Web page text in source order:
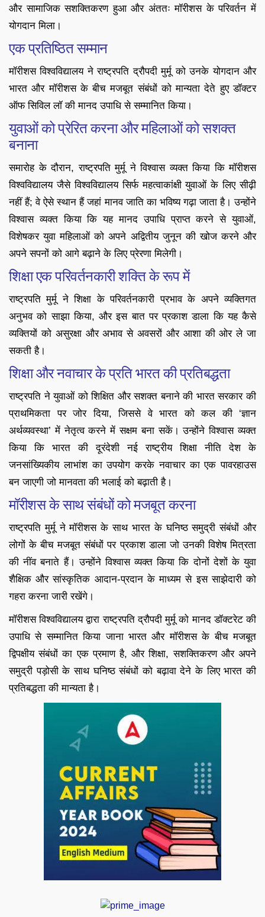
और सामाजिक सशक्तिकरण हुआ और अंततः मॉरीशस के परिवर्तन में
योगदान मिला।
एक प्रतिष्ठित सम्मान
मॉरीशस विश्वविद्यालय ने राष्ट्रपति द्रौपदी मुर्मू को उनके योगदान और
भारत और मॉरीशस के बीच मजबूत संबंधों को मान्यता देते हुए डॉक्टर
ऑफ सिविल लॉ की मानद उपाधि से सम्मानित किया।
युवाओं को प्रेरित करना और महिलाओं को सशक्त
बनाना
समारोह के दौरान, राष्ट्रपति मुर्मू ने विश्वास व्यक्त किया कि मॉरीशस
विश्वविद्यालय जैसे विश्वविद्यालय सिर्फ महत्वाकांक्षी युवाओं के लिए सीढ़ी
नहीं हैं; वे ऐसे स्थान हैं जहां मानव जाति का भविष्य गढ़ा जाता है। उन्होंने
विश्वास व्यक्त किया कि यह मानद उपाधि प्राप्त करने से युवाओं,
विशेषकर युवा महिलाओं को अपने अद्वितीय जुनून की खोज करने और
अपने सपनों को आगे बढ़ाने के लिए प्रेरणा मिलेगी।
शिक्षा एक परिवर्तनकारी शक्ति के रूप में
राष्ट्रपति मुर्मू ने शिक्षा के परिवर्तनकारी प्रभाव के अपने व्यक्तिगत
अनुभव को साझा किया, और इस बात पर प्रकाश डाला कि यह कैसे
व्यक्तियों को असुरक्षा और अभाव से अवसरों और आशा की ओर ले जा
सकती है।
शिक्षा और नवाचार के प्रति भारत की प्रतिबद्धता
राष्ट्रपति ने युवाओं को शिक्षित और सशक्त बनाने की भारत सरकार की
प्राथमिकता पर जोर दिया, जिससे वे भारत को कल की ‘ज्ञान
अर्थव्यवस्था’ में नेतृत्व करने में सक्षम बना सकें। उन्होंने विश्वास व्यक्त
किया कि भारत की दूरंदेशी नई राष्ट्रीय शिक्षा नीति देश के
जनसांख्यिकीय लाभांश का उपयोग करके नवाचार का एक पावरहाउस
बन जाएगी जो मानवता की भलाई को बढ़ाती है।
मॉरीशस के साथ संबंधों को मजबूत करना
राष्ट्रपति मुर्मू ने मॉरीशस के साथ भारत के घनिष्ठ समुद्री संबंधों और
लोगों के बीच मजबूत संबंधों पर प्रकाश डाला जो उनकी विशेष मित्रता
की नींव बनाते हैं। उन्होंने विश्वास व्यक्त किया कि दोनों देशों के युवा
शैक्षिक और सांस्कृतिक आदान-प्रदान के माध्यम से इस साझेदारी को
गहरा करना जारी रखेंगे।
मॉरीशस विश्वविद्यालय द्वारा राष्ट्रपति द्रौपदी मुर्मू को मानद डॉक्टरेट की
उपाधि से सम्मानित किया जाना भारत और मॉरीशस के बीच मजबूत
द्विपक्षीय संबंधों का एक प्रमाण है, और शिक्षा, सशक्तिकरण और अपने
समुद्री पड़ोसी के साथ घनिष्ठ संबंधों को बढ़ावा देने के लिए भारत की
प्रतिबद्धता की मान्यता है।